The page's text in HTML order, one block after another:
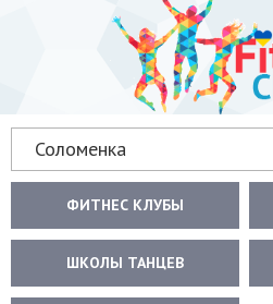
Соломенка
ФИТНЕС КЛУБЫ
ШКОЛЫ ТАНЦЕВ